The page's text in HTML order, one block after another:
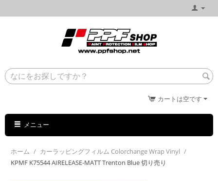
カートは空です
メニュー
ホーム / カーラッピングフィルム Colorchange Wrap Vinyl /
KPMF K75544 AIRELEASE-MATT Trenton Blue 切り売り